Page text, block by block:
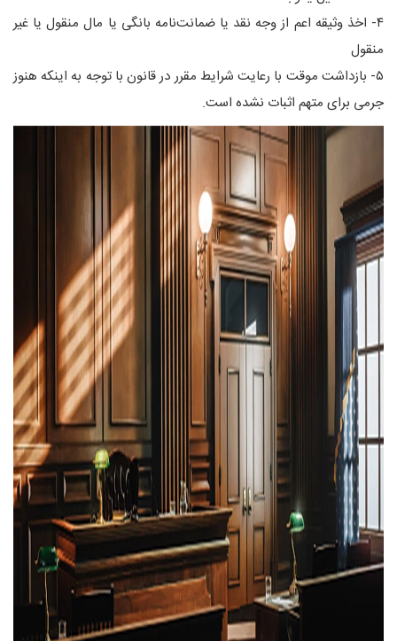
۴- اخذ وثیقه اعم از وجه نقد یا ضمانت‌نامه بانگی یا مال منقول یا غیر
منقول
۵- بازداشت موقت با رعایت شرایط مقرر در قانون با توجه به اینکه هنوز
جرمی برای متهم اثبات نشده است.